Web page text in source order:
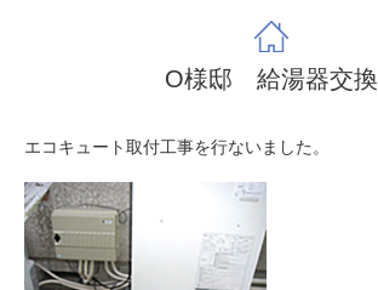
O様邸 給湯器交換
エコキュート取付工事を行ないました。